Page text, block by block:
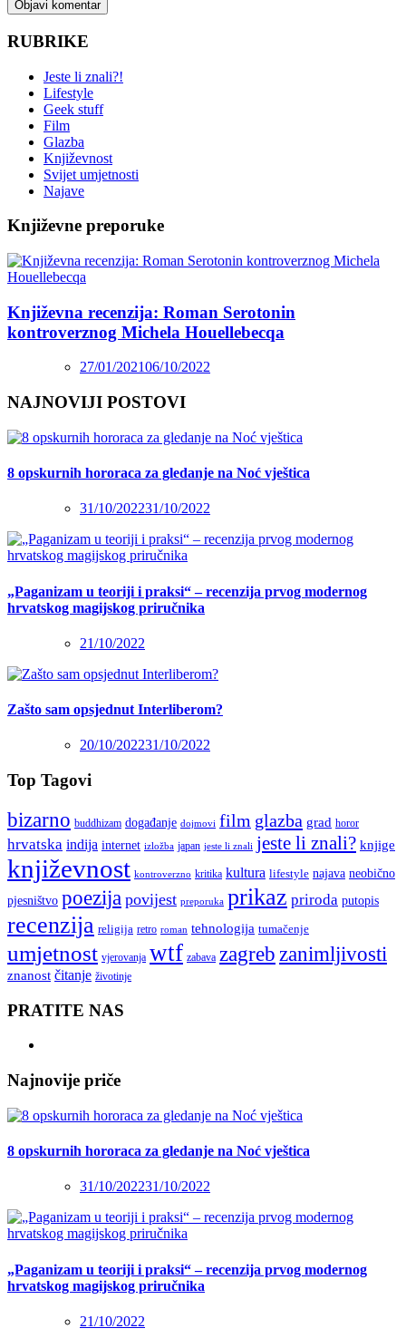
RUBRIKE
Jeste li znali?!
Lifestyle
Geek stuff
Film
Glazba
Književnost
Svijet umjetnosti
Najave
Književne preporuke
Književna recenzija: Roman Serotonin
kontroverznog Michela Houellebecqa
27/01/202106/10/2022
NAJNOVIJI POSTOVI
8 opskurnih hororaca za gledanje na Noć vještica
31/10/202231/10/2022
„Paganizam u teoriji i praksi“ – recenzija prvog modernog
hrvatskog magijskog priručnika
21/10/2022
Zašto sam opsjednut Interliberom?
20/10/202231/10/2022
Top Tagovi
bizarno buddhizam događanje dojmovi film glazba grad horor
hrvatska indija internet izložba japan jeste li znali jeste li znali? knjige
književnost kontroverzno kritika kultura lifestyle najava neobično
pjesništvo poezija povijest preporuka prikaz priroda putopis
recenzija religija retro roman tehnologija tumačenje
umjetnost vjerovanja wtf zabava zagreb zanimljivosti
znanost čitanje životinje
PRATITE NAS
Najnovije priče
8 opskurnih hororaca za gledanje na Noć vještica
31/10/202231/10/2022
„Paganizam u teoriji i praksi“ – recenzija prvog modernog
hrvatskog magijskog priručnika
21/10/2022